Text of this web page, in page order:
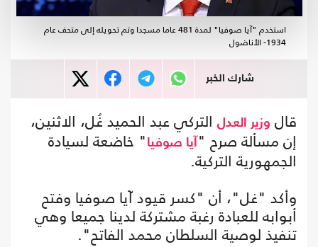
استخدم "آيا صوفيا" لمدة 481 عاما مسجدا وتم تحويله إلى متحف عام
1934- الأناضول
شارك الخبر
قال وزير العدل التركي عبد الحميد غُل، الاثنين،
إن مسألة صرح " آيا صوفيا " خاضعة لسيادة
الجمهورية التركية.
وأكد "غل"، أن "كسر قيود آيا صوفيا وفتح
أبوابه للعبادة رغبة مشتركة لدينا جميعا وهي
تنفيذ لوصية السلطان محمد الفاتح".